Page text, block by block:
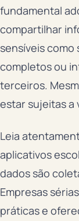
fundamental
compartilhar
sensíveis como
completos ou
terceiros.
estar sujeitas a
Leia
aplicativos
dados são
Empresas
práticas e